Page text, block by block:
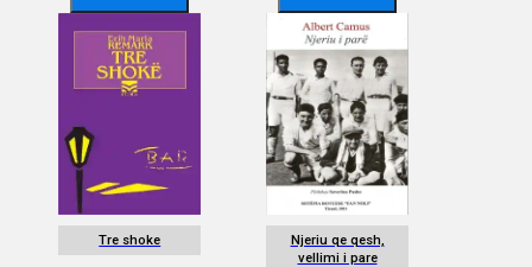
Tre shoke
Njeriu qe qesh,
vellimi i pare